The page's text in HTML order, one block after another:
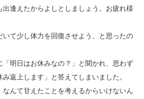
逢えたからよしとしましょう。お疲れ様
いて少し体力を回復させよう、と思ったの
明日はお休みなの？」と聞かれ、思わず
み返上します」と答えてしまいました。
なんて甘えたことを考えるからいけないん